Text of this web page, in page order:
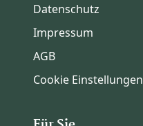
Datenschutz
Impressum
AGB
Cookie Einstellungen